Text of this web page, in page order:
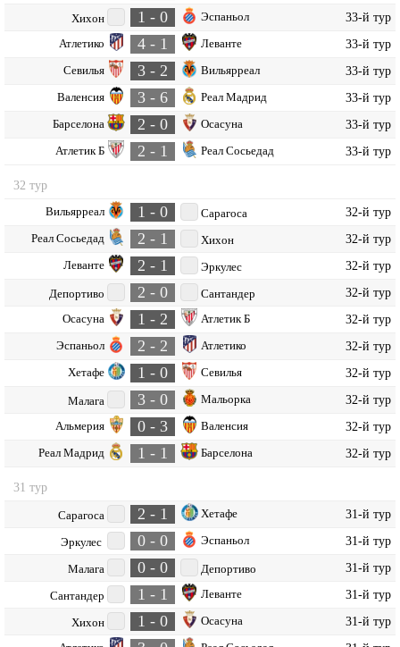
Хихон 1 - 0 Эспаньол 33-й тур
Атлетико 4 - 1 Леванте 33-й тур
Севилья 3 - 2 Вильярреал 33-й тур
Валенсия 3 - 6 Реал Мадрид 33-й тур
Барселона 2 - 0 Осасуна 33-й тур
Атлетик Б 2 - 1 Реал Сосьедад 33-й тур
32 тур
Вильярреал 1 - 0 Сарагоса 32-й тур
Реал Сосьедад 2 - 1 Хихон 32-й тур
Леванте 2 - 1 Эркулес 32-й тур
Депортиво 2 - 0 Сантандер 32-й тур
Осасуна 1 - 2 Атлетик Б 32-й тур
Эспаньол 2 - 2 Атлетико 32-й тур
Хетафе 1 - 0 Севилья 32-й тур
Малага 3 - 0 Мальорка 32-й тур
Альмерия 0 - 3 Валенсия 32-й тур
Реал Мадрид 1 - 1 Барселона 32-й тур
31 тур
Сарагоса 2 - 1 Хетафе 31-й тур
Эркулес 0 - 0 Эспаньол 31-й тур
Малага 0 - 0 Депортиво 31-й тур
Сантандер 1 - 1 Леванте 31-й тур
Хихон 1 - 0 Осасуна 31-й тур